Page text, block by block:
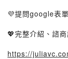
💜提問google表
💖完整介紹、諮
https://